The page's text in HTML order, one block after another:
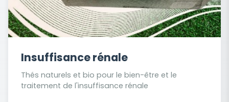
Insuffisance rénale
Thés naturels et bio pour le bien-être et le
traitement de l'insuffisance rénale